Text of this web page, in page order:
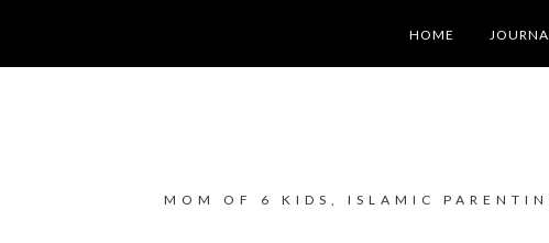
HOME
MOM OF 6 KIDS, ISLAMIC